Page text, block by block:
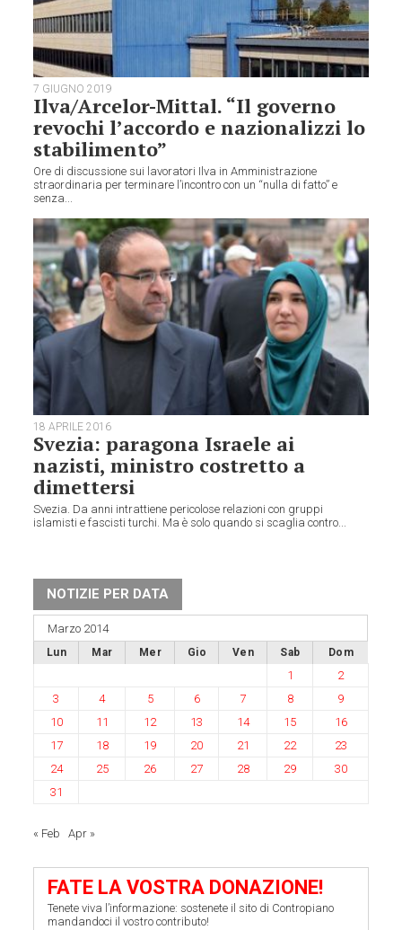
7 GIUGNO 2019
Ilva/Arcelor-Mittal. “Il governo
revochi l’accordo e nazionalizzi lo
stabilimento”
Ore di discussione sui lavoratori Ilva in Amministrazione
straordinaria per terminare l’incontro con un “nulla di fatto” e
senza...
18 APRILE 2016
Svezia: paragona Israele ai
nazisti, ministro costretto a
dimettersi
Svezia. Da anni intrattiene pericolose relazioni con gruppi
islamisti e fascisti turchi. Ma è solo quando si scaglia contro...
NOTIZIE PER DATA
Marzo 2014
Lun Mar Mer Gio Ven Sab Dom
1
2
3
4 5 6 7 8
9
10
11 12 13 14 15
16
17
18 19 20 21 22
23
24
25 26 27 28 29
30
31
« Feb Apr »
FATE LA VOSTRA DONAZIONE!
Tenete viva l’informazione: sostenete il sito di Contropiano
mandandoci il vostro contributo!